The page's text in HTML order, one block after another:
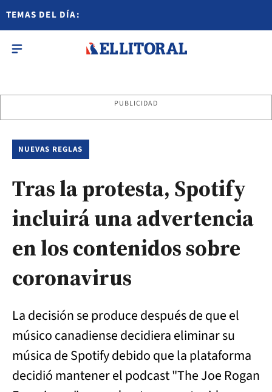
TEMAS DEL DÍA:
PUBLICIDAD
NUEVAS REGLAS
Tras la protesta, Spotify
incluirá una advertencia
en los contenidos sobre
coronavirus
La decisión se produce después de que el
músico canadiense decidiera eliminar su
música de Spotify debido que la plataforma
decidió mantener el podcast "The Joe Rogan